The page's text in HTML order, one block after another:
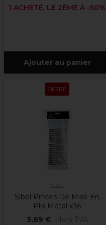
1 ACHETÉ, LE 2ÈME À -50%
Ajouter au panier
OFFRE
Sibel Pinces De Mise En
Plis Métal x36
3,89 €
Hors TVA